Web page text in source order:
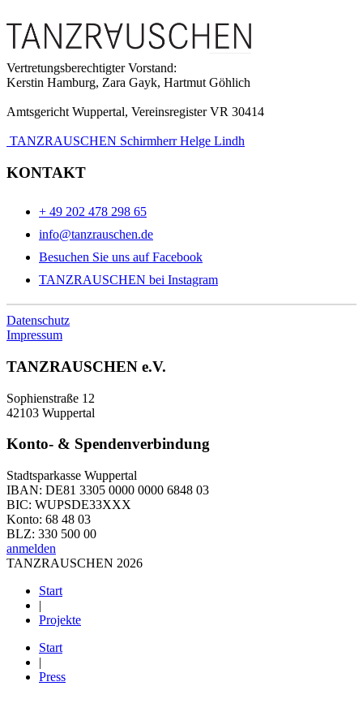
Vertretungsberechtigter Vorstand:
Kerstin Hamburg, Zara Gayk, Hartmut Göhlich
Amtsgericht Wuppertal, Vereinsregister VR 30414
TANZRAUSCHEN Schirmherr Helge Lindh
KONTAKT
+ 49 202 478 298 65
info@tanzrauschen.de
Besuchen Sie uns auf Facebook
TANZRAUSCHEN bei Instagram
Datenschutz
Impressum
TANZRAUSCHEN e.V.
Sophienstraße 12
42103 Wuppertal
Konto- & Spendenverbindung
Stadtsparkasse Wuppertal
IBAN: DE81 3305 0000 0000 6848 03
BIC: WUPSDE33XXX
Konto: 68 48 03
BLZ: 330 500 00
anmelden
TANZRAUSCHEN 2026
Start
|
Projekte
Start
|
Press